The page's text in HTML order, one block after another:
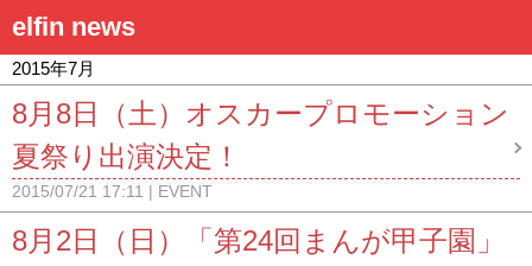
elfin news
2015年7月
8月8日（土）オスカープロモーション
夏祭り出演決定！
2015/07/21 17:11 EVENT
8月2日（日）「第24回まんが甲子園」